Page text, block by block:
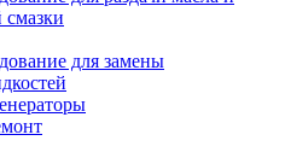
смазки
для замены